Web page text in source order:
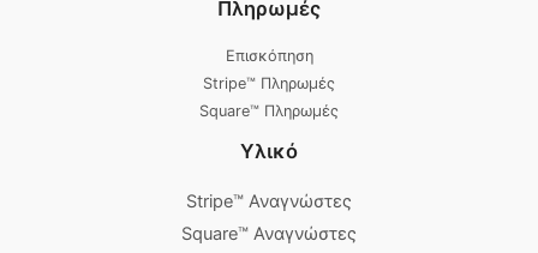
Πληρωμές
Επισκόπηση
Stripe™ Πληρωμές
Square™ Πληρωμές
Υλικό
Stripe™ Αναγνώστες
Square™ Αναγνώστες